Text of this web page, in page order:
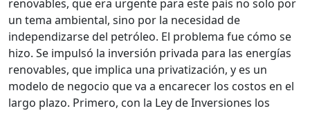
renovables, que era urgente para este país no solo por
un tema ambiental, sino por la necesidad de
independizarse del petróleo. El problema fue cómo se
hizo. Se impulsó la inversión privada para las energías
renovables, que implica una privatización, y es un
modelo de negocio que va a encarecer los costos en el
largo plazo. Primero, con la Ley de Inversiones los